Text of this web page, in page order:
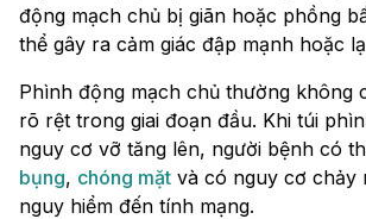
động mạch chủ bị giãn hoặc phồng
thể gây ra cảm giác đập mạnh hoặc
Phình động mạch chủ thường không
rõ rệt trong giai đoạn đầu. Khi túi
nguy cơ vỡ tăng lên, người bệnh có
bụng, chóng mặt và có nguy cơ chảy
nguy hiểm đến tính mạng.